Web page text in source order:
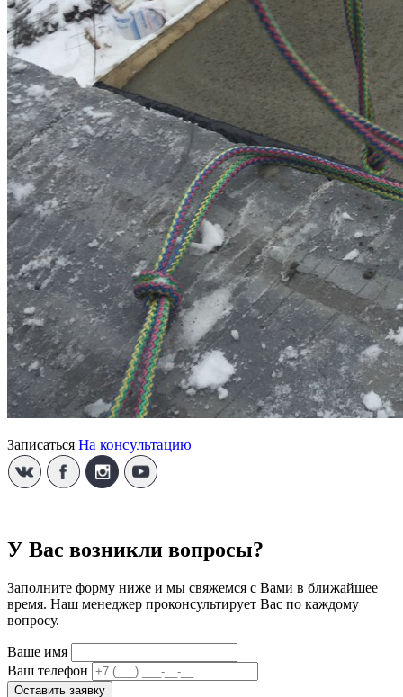
Записаться На консультацию
У Вас возникли вопросы?
Заполните форму ниже и мы свяжемся с Вами в ближайшее
время. Наш менеджер проконсультирует Вас по каждому
вопросу.
Ваше имя
Ваш телефон
Оставить заявку